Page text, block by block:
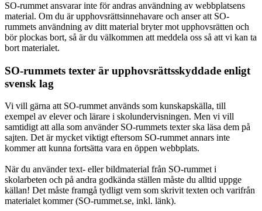
SO-rummet ansvarar inte för andras användning av webbplatsens
material. Om du är upphovsrättsinnehavare och anser att SO-
rummets användning av ditt material bryter mot upphovsrätten och
bör plockas bort, så är du välkommen att meddela oss så att vi kan ta
bort materialet.
SO-rummets texter är upphovsrättsskyddade enligt
svensk lag
Vi vill gärna att SO-rummet används som kunskapskälla, till
exempel av elever och lärare i skolundervisningen. Men vi vill
samtidigt att alla som använder SO-rummets texter ska läsa dem på
sajten. Det är mycket viktigt eftersom SO-rummet annars inte
kommer att kunna fortsätta vara en öppen webbplats.
När du använder text- eller bildmaterial från SO-rummet i
skolarbeten och på andra godkända ställen måste du alltid uppge
källan! Det måste framgå tydligt vem som skrivit texten och varifrån
materialet kommer (SO-rummet.se, inkl. länk).